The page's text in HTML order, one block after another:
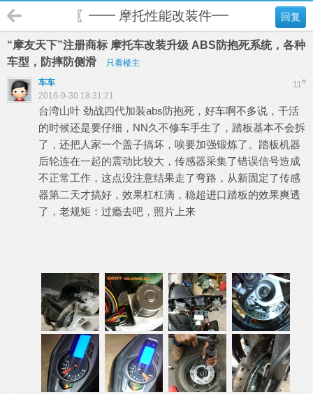
回复
〖━━ 摩托性能改装件━━〗
“摩友天下”注册商标 摩托车改装升级 ABS防抱死系统，各种
车型，防摔防侧滑
只看楼主
11#
车车
2016-9-30 18:31:21
台湾山叶 劲战四代加装abs防抱死，好车啊不多说，干活
的时候还是要仔细，NN久不修车手生了，踏板基本不会拆
了，还把人家一个盖子搞坏，唉要加强锻炼了。踏板机器
后轮连在一起的震动比较大，传感器采集了错误信号造成
不正常工作，这点没注意结果走了弯路，从新固定了传感
器第二天才搞好，效果杠杠滴，稳超进口踏板的效果爽透
了，老规矩：过瘾去吧，照片上来